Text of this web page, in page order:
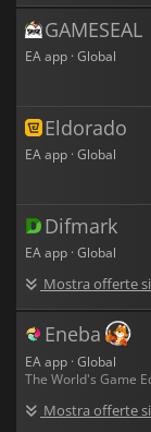
GAMESEAL
EA app · Global
Eldorado
EA app · Global
Difmark
EA app · Global
Mostra offerte
Eneba
EA app · Global
The World's Game
Mostra offerte